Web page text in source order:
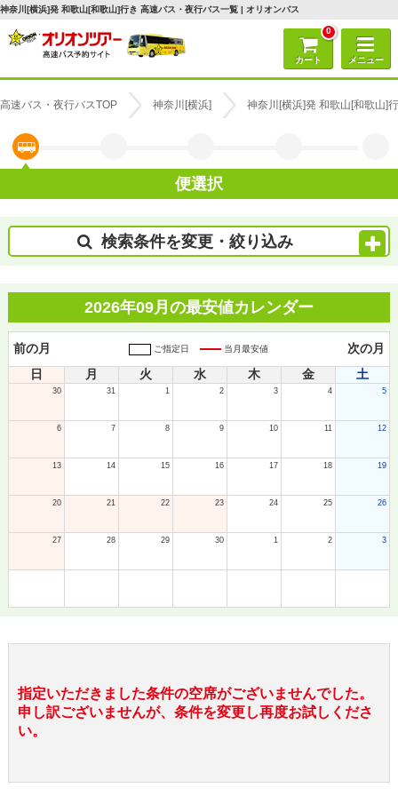
神奈川[横浜]発 和歌山[和歌山]行き 高速バス・夜行バス一覧 | オリオンバス
0
カート メニュー
高速バス・夜行バスTOP 神奈川[横浜] 神奈川[横浜]発 和歌山[和歌山]
便選択
検索条件を変更・絞り込み
2026年09月の最安値カレンダー
前の月 ご指定日 当月最安値
次の月
日
月 火 水 木 金 土
30 31 1 2 3 4 5
6 7 8 9 10 11 12
13 14 15 16 17 18 19
20 21 22 23 24 25 26
27 28 29 30 1 2 3
指定いただきました条件の空席がございませんでした。
申し訳ございませんが、条件を変更し再度お試しくださ
い。